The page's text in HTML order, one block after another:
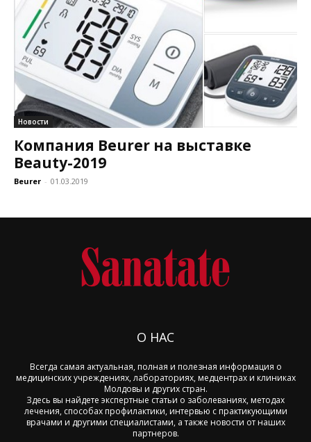
Новости
Компания Beurer на выставке
Beauty-2019
Beurer - 01.03.2019
О НАС
Всегда самая актуальная, полная и полезная информация о
медицинских учреждениях, лабораториях, медцентрах и клиниках
Молдовы и других стран.
Здесь вы найдете экспертные статьи о заболеваниях, методах
лечения, способах профилактики, интервью с практикующими
врачами и другими специалистами, а также новости от наших
партнеров.